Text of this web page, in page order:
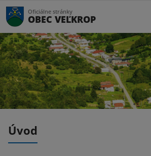
Oficiálne stránky
OBEC VEĽKROP
Úvod